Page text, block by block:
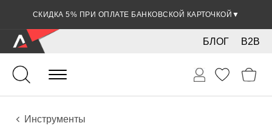
СКИДКА 5% ПРИ ОПЛАТЕ БАНКОВСКОЙ КАРТОЧКОЙ ▼
B2B
БЛОГ
Духовые
Медные
Инструменты